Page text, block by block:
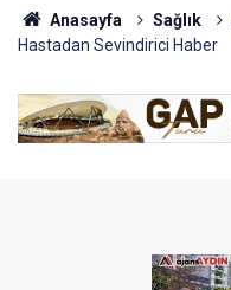
Anasayfa Sağlık
Hastadan Sevindirici Haber